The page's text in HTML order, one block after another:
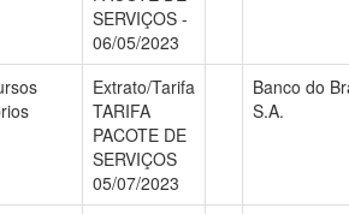
SERVIÇOS -
06/05/2023
Extrato/Tarifa
TARIFA
PACOTE DE
SERVIÇOS
05/07/2023
Banco do
S.A.